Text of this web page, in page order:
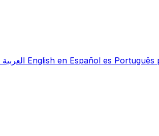
English en Español es Português العربية